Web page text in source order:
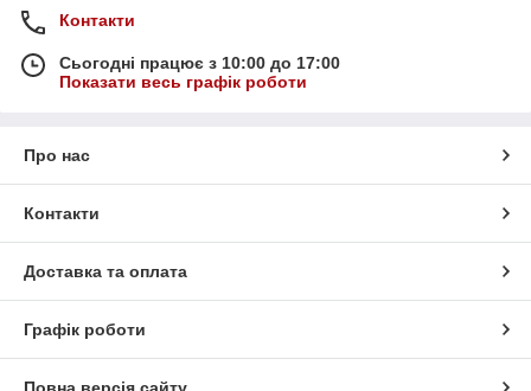
Контакти
Сьогодні працює з 10:00 до 17:00
Показати весь графік роботи
Про нас
Контакти
Доставка та оплата
Графік роботи